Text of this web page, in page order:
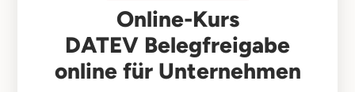
Online-Kurs
DATEV Belegfreigabe
online für Unternehmen